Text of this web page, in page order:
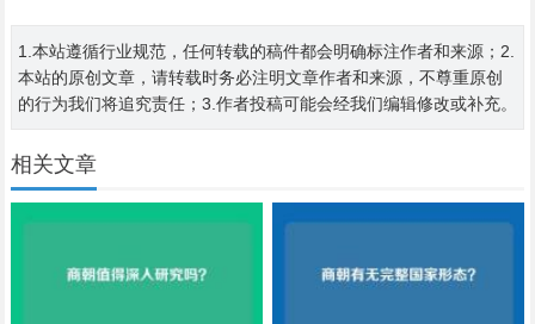
1.本站遵循行业规范，任何转载的稿件都会明确标注作者和来源；2.
本站的原创文章，请转载时务必注明文章作者和来源，不尊重原创
的行为我们将追究责任；3.作者投稿可能会经我们编辑修改或补充。
相关文章